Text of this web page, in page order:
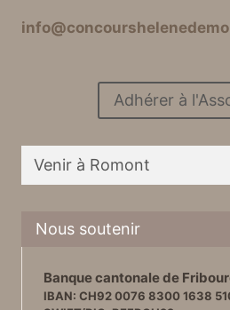
Adhérer à
Venir à Romont
Nous soutenir
Banque cantonale de
IBAN: CH92 0076 8300 1638